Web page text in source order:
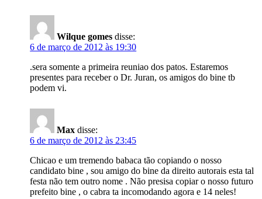
Wilque gomes disse:
6 de março de 2012 às 19:30
.sera somente a primeira reuniao dos patos. Estaremos
presentes para receber o Dr. Juran, os amigos do bine tb
podem vi.
Max disse:
6 de março de 2012 às 23:45
Chicao e um tremendo babaca tão copiando o nosso
candidato bine , sou amigo do bine da direito autorais esta tal
festa não tem outro nome . Não presisa copiar o nosso futuro
prefeito bine , o cabra ta incomodando agora e 14 neles!